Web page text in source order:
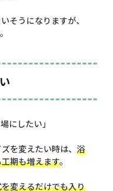
そうになりますが、
にしたい」
を変えたい時は、 浴
期も増えます。
変えるだけでも入り